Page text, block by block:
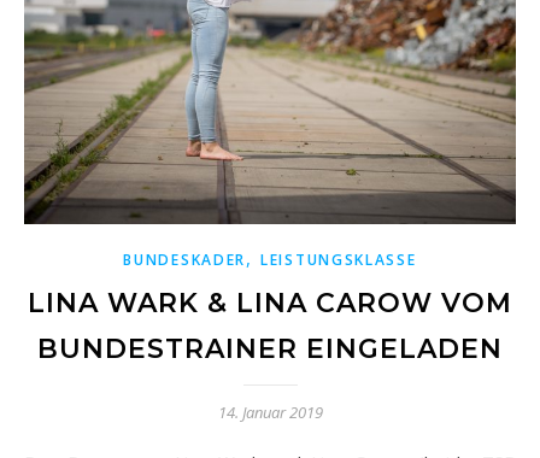
BUNDESKADER,LEISTUNGSKLASSE
LINA WARK & LINA CAROW VOM
BUNDESTRAINER EINGELADEN
14. Januar 2019